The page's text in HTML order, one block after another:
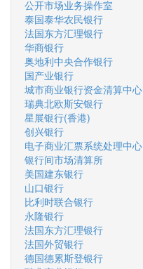
公开市场业务操作室
泰国泰华农民银行
法国东方汇理银行
华商银行
奥地利中央合作银行
国产业银行
城市商业银行资金清算中心
瑞典北欧斯安银行
星展银行(香港)
创兴银行
电子商业汇票系统处理中心
银行间市场清算所
美国建东银行
山口银行
比利时联合银行
永隆银行
法国东方汇理银行
法国外贸银行
德国德累斯登银行